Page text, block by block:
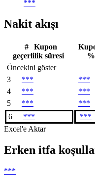
***
Nakit akışı
#
Kupon
geçerlilik süresi
%
Öncekini göster
3
*** ***
4
*** ***
5
*** ***
6
*** ***
Excel'e Aktar
Erken itfa
***